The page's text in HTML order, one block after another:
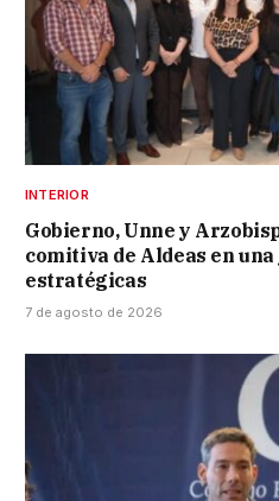
INTERIOR
Gobierno, Unne y
comitiva de Aldeas en
estratégicas
7 de agosto de 2026